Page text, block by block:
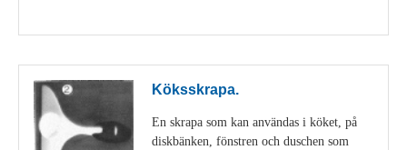
Köksskrapa.
En skrapa som kan användas i köket, på
diskbänken, fönstren och duschen som